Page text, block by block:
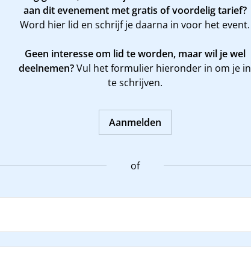
aan dit evenement met gratis of voordelig tarief?
Word hier lid en schrijf je daarna in voor het event.
Geen interesse om lid te worden, maar wil je wel
deelnemen?Vul het formulier hieronder in om je in
te schrijven.
Aanmelden
of